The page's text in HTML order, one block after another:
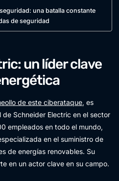
una batalla constante
de seguridad
un líder clave
de este ciberataque, es
Schneider Electric en el sector
empleados en todo el mundo,
en el suministro de
de energías renovables. Su
en un actor clave en su campo.